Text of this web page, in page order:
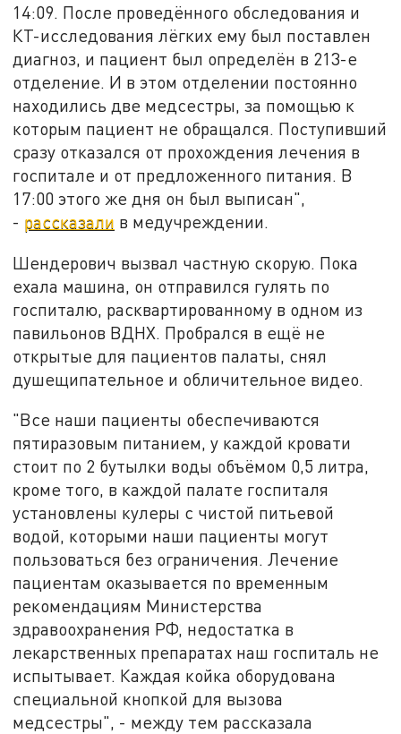
14:09. После проведённого обследования и
КТ-исследования лёгких ему был поставлен
диагноз, и пациент был определён в 213-е
отделение. И в этом отделении постоянно
находились две медсестры, за помощью к
которым пациент не обращался. Поступивший
сразу отказался от прохождения лечения в
госпитале и от предложенного питания. В
17:00 этого же дня он был выписан",
- рассказали в медучреждении.
Шендерович вызвал частную скорую. Пока
ехала машина, он отправился гулять по
госпиталю, расквартированному в одном из
павильонов ВДНХ. Пробрался в ещё не
открытые для пациентов палаты, снял
душещипательное и обличительное видео.
"Все наши пациенты обеспечиваются
пятиразовым питанием, у каждой кровати
стоит по 2 бутылки воды объёмом 0,5 литра,
кроме того, в каждой палате госпиталя
установлены кулеры с чистой питьевой
водой, которыми наши пациенты могут
пользоваться без ограничения. Лечение
пациентам оказывается по временным
рекомендациям Министерства
здравоохранения РФ, недостатка в
лекарственных препаратах наш госпиталь не
испытывает. Каждая койка оборудована
специальной кнопкой для вызова
медсестры", - между тем рассказала